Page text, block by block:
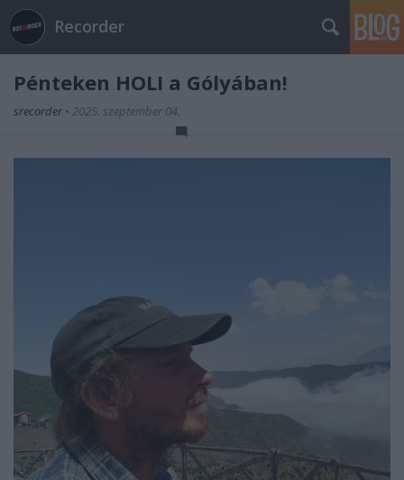
Recorder
Pénteken HOLI a Gólyában!
srecorder • 2025. szeptember 04.